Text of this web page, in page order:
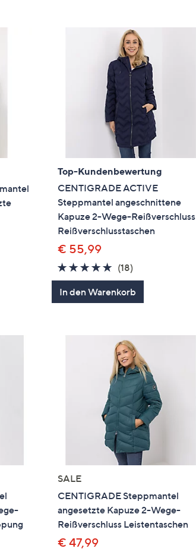
Top-Kundenbewertung
CENTIGRADE ACTIVE
Steppmantel angeschnittene
Kapuze 2-Wege-Reißverschluss
Reißverschlusstaschen
€ 55,99
4.6
von
5
(18)
Bewertungen
In den Warenkorb
SALE
CENTIGRADE Steppmantel
angesetzte Kapuze 2-Wege-
Reißverschluss Leistentaschen
€ 47,99